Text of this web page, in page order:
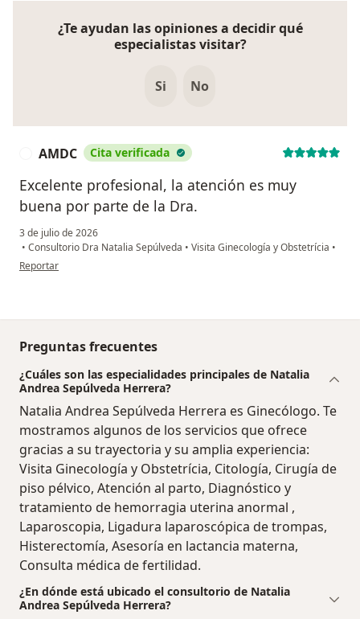
¿Te ayudan las opiniones a decidir qué
especialistas visitar?
Si No
AMDC Cita verificada
Excelente profesional, la atención es muy
buena por parte de la Dra.
3 de julio de 2026
• Consultorio Dra Natalia Sepúlveda • Visita Ginecología y Obstetrícia •
en opinión del usuario AMDC
Reportar
Preguntas frecuentes
¿Cuáles son las especialidades principales de Natalia
Andrea Sepúlveda Herrera?
Natalia Andrea Sepúlveda Herrera es Ginecólogo. Te
mostramos algunos de los servicios que ofrece
gracias a su trayectoria y su amplia experiencia:
Visita Ginecología y Obstetrícia, Citología, Cirugía de
piso pélvico, Atención al parto, Diagnóstico y
tratamiento de hemorragia uterina anormal ,
Laparoscopia, Ligadura laparoscópica de trompas,
Histerectomía, Asesoría en lactancia materna,
Consulta médica de fertilidad.
¿En dónde está ubicado el consultorio de Natalia
Andrea Sepúlveda Herrera?